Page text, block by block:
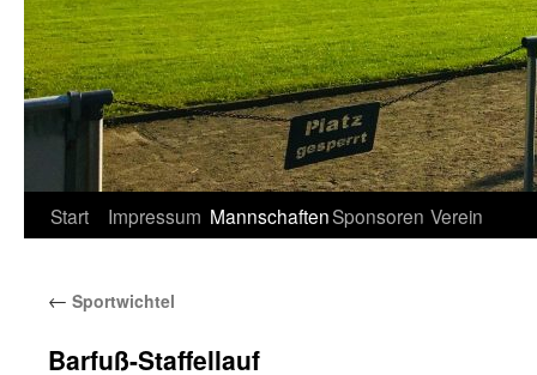
Springe
Inhalt
Start Impressum MannschaftenSponsoren Verein
← Sportwichtel
Barfuß-Staffellauf